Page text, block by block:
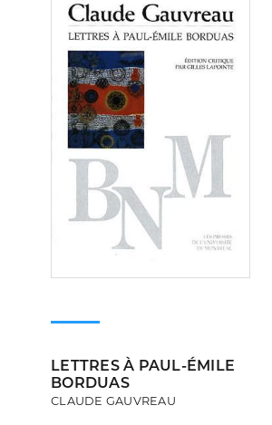
LETTRES À PAUL-ÉMILE
BORDUAS
CLAUDE GAUVREAU